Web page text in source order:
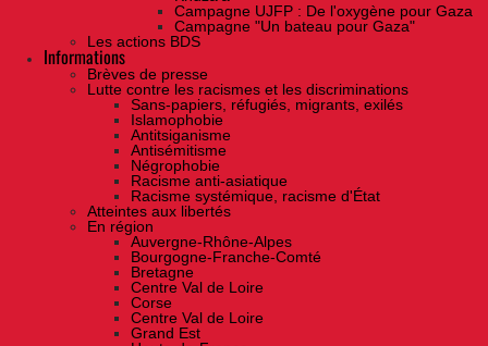
Campagne UJFP : De l'oxygène pour Gaza
Campagne "Un bateau pour Gaza"
Les actions BDS
Informations
Brèves de presse
Lutte contre les racismes et les discriminations
Sans-papiers, réfugiés, migrants, exilés
Islamophobie
Antitsiganisme
Antisémitisme
Négrophobie
Racisme anti-asiatique
Racisme systémique, racisme d'État
Atteintes aux libertés
En région
Auvergne-Rhône-Alpes
Bourgogne-Franche-Comté
Bretagne
Centre Val de Loire
Corse
Centre Val de Loire
Grand Est